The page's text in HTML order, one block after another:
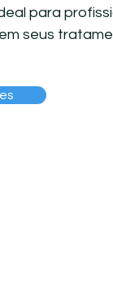
para
seus